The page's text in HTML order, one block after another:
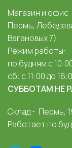
Магазин и офис
Пермь,
Вагановых 7)
Режим работы:
по будням с
сб: с 11:00 до
СУББОТАМ НЕ
Склад - Пермь,
Работает по